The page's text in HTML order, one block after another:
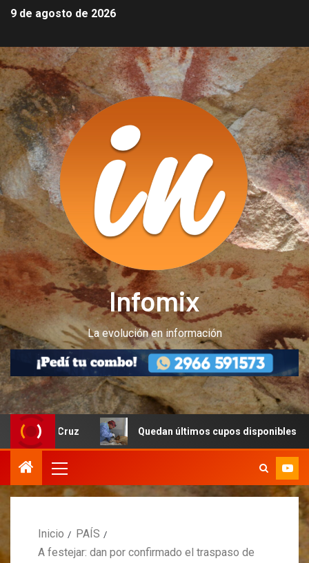
9 de agosto de 2026
Infomix
La evolución en información
Cruz Quedan últimos cupos disponibles para
Inicio
PAÍS
A festejar: dan por confirmado el traspaso de